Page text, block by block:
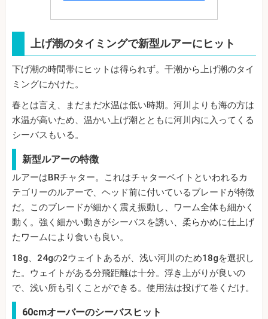
上げ潮のタイミングで新型ルアーにヒット
下げ潮の時間帯にヒットは得られず。干潮から上げ潮のタイ
ミングにかけた。
春とは言え、まだまだ水温は低い時期。河川よりも海の方は
水温が高いため、温かい上げ潮とともに河川内に入ってくる
シーバスもいる。
新型ルアーの特徴
ルアーはBRチャター。これはチャターベイトといわれるカ
テゴリーのルアーで、ヘッド前に付いているブレードが特徴
だ。このブレードが細かく震え振動し、ワーム全体も細かく
動く。強く細かい動きがシーバスを誘い、柔らかめに仕上げ
たワームにより食いも良い。
18g、24gの2ウェイトあるが、浅い河川のため18gを選択し
た。ウェイトがある分飛距離は十分。浮き上がりが良いの
で、浅い所も引くことができる。使用法は投げて巻くだけ。
60cmオーバーのシーバスヒット